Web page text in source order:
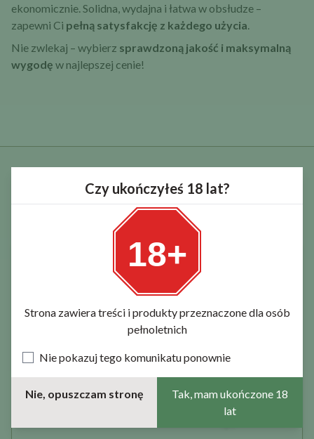
Czy ukończyłeś 18 lat?
18+
Strona zawiera treści i produkty przeznaczone dla osób
pełnoletnich
Nie pokazuj tego komunikatu ponownie
Nie, opuszczam stronę
Tak, mam ukończone 18
lat
ekonomicznie. Solidna, wydajna i łatwa w obsłudze –
zapewni Ci pełną satysfakcję z każdego użycia.
Nie zwlekaj – wybierz sprawdzoną jakość i maksymalną
wygodę w najlepszej cenie!
PODOBNE PRODUKTY, KTÓRE MOGĄ CIĘ
ZAINTERESOWAĆ